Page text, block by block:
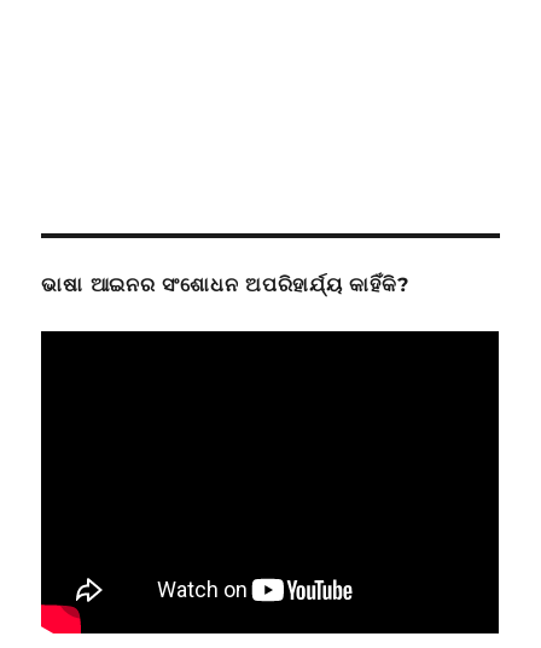
ଭାଷା ଆଇନର ସଂଶୋଧନ ଅପରିହାର୍ଯ୍ୟ କାହିଁକି?